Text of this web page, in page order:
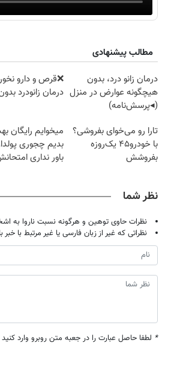
مطالب پیشنهادی
درمان زانو درد، بدون
هیچگونه عوارض در منزل
(◂پرسش‌نامه)
❌قرص‌ و دارو
درمان زانودرد
تارا رو می‌خوای بفروشی؟
با خودرو۴۵ یک‌روزه
بفروشش
میخوایم رایگان
بدیم چجوری
باور نداری
نظر شما
نظرات حاوی توهین و هرگونه نسبت ناروا به
نظراتی که غیر از زبان فارسی یا غیر مرتبط با
* لطفا حاصل عبارت را در جعبه متن روبرو وارد کنید